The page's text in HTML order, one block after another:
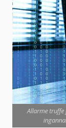
Allarme truffe